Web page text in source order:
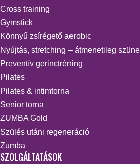
Cross training
Gymstick
Könnyű zsírégető aerobic
Nyújtás, stretching – átmenetileg
Preventív gerinctréning
Pilates
Pilates & intimtorna
Senior torna
ZUMBA Gold
Szülés utáni regeneráció
Zumba
SZOLGÁLTATÁSOK